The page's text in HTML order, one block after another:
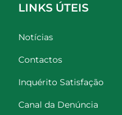
LINKS ÚTEIS
Notícias
Contactos
Inquérito Satisfação
Canal da Denúncia